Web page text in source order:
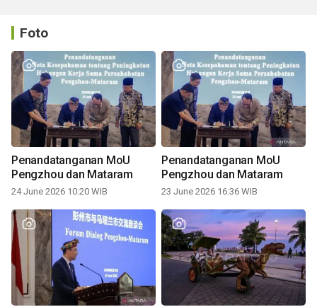
Foto
Penandatanganan MoU
Pengzhou dan Mataram
24 June 2026 10:20 WIB
Penandatanganan MoU
Pengzhou dan Mataram
23 June 2026 16:36 WIB